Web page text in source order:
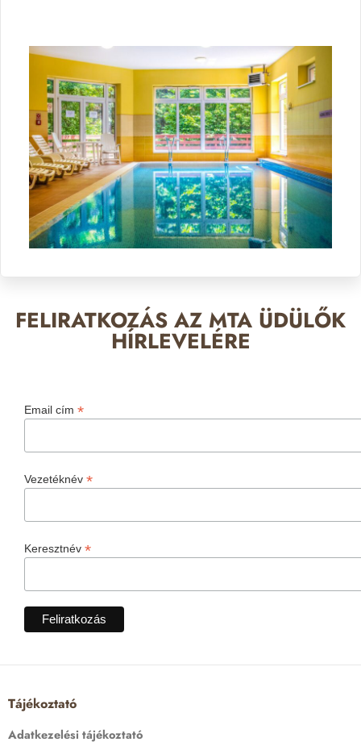
FELIRATKOZÁS AZ MTA ÜDÜLŐK
HÍRLEVELÉRE
Email cím *
Vezetéknév *
Keresztnév *
Tájékoztató
Adatkezelési tájékoztató